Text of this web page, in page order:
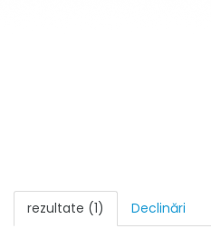
rezultate (1) Declinări